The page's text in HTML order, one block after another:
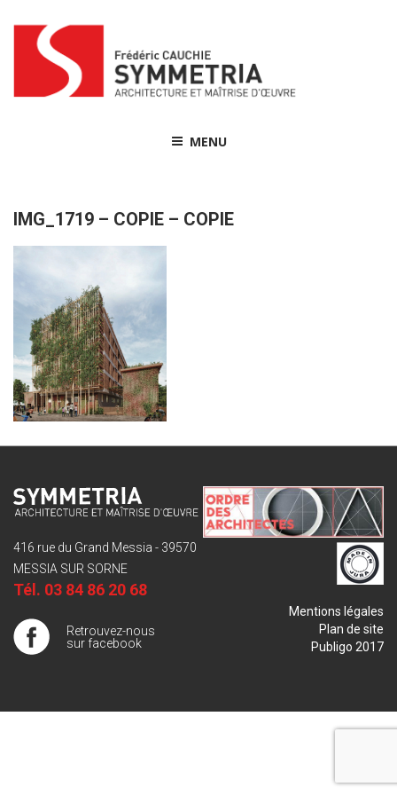
content
MENU
IMG_1719 – COPIE – COPIE
416 rue du Grand Messia - 39570
MESSIA SUR SORNE
Tél. 03 84 86 20 68
Retrouvez-nous
sur facebook
Mentions légales
Plan de site
Publigo 2017